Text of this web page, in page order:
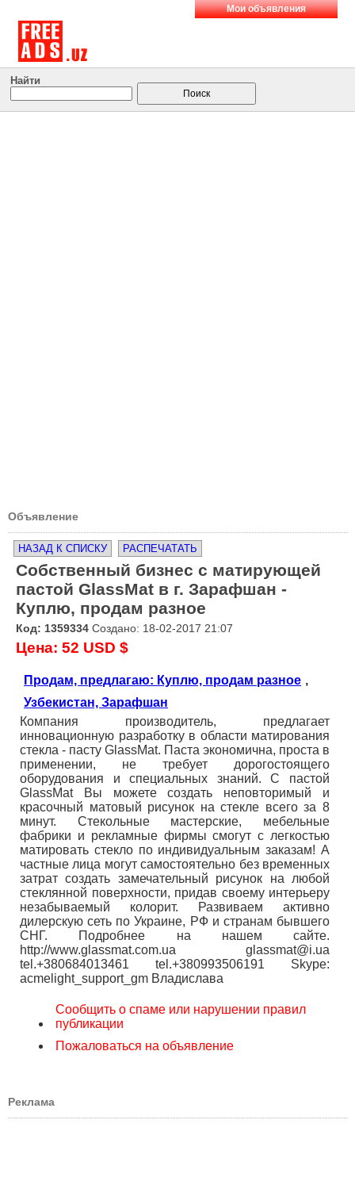
Мои объявления
Найти
Объявление
НАЗАД К СПИСКУ РАСПЕЧАТАТЬ
Собственный бизнес с матирующей
пастой GlassMat в г. Зарафшан -
Куплю, продам разное
Код: 1359334 Создано: 18-02-2017 21:07
Цена: 52 USD $
Продам, предлагаю: Куплю, продам разное ,
Узбекистан, Зарафшан
Компания производитель, предлагает
инновационную разработку в области матирования
стекла - пасту GlassMat. Паста экономична, проста в
применении, не требует дорогостоящего
оборудования и специальных знаний. С пастой
GlassMat Вы можете создать неповторимый и
красочный матовый рисунок на стекле всего за 8
минут. Стекольные мастерские, мебельные
фабрики и рекламные фирмы смогут с легкостью
матировать стекло по индивидуальным заказам! А
частные лица могут самостоятельно без временных
затрат создать замечательный рисунок на любой
стеклянной поверхности, придав своему интерьеру
незабываемый колорит. Развиваем активно
дилерскую сеть по Украине, РФ и странам бывшего
СНГ. Подробнее на нашем сайте.
http://www.glassmat.com.ua glassmat@i.ua
tel.+380684013461 tel.+380993506191 Skype:
acmelight_support_gm Владислава
Сообщить о спаме или нарушении правил
публикации
Пожаловаться на объявление
Реклама